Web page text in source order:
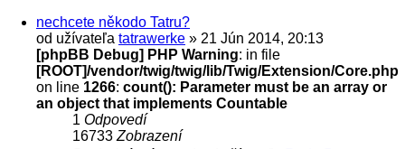
nechcete někodo Tatru?
od užívateľa tatrawerke » 21 Jún 2014, 20:13
[phpBB Debug] PHP Warning: in file
[ROOT]/vendor/twig/twig/lib/Twig/Extension/Core.php
on line 1266: count(): Parameter must be an array or
an object that implements Countable
1 Odpovedí
16733 Zobrazení